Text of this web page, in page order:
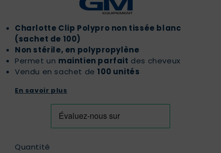
Charlotte Clip Polypro non tissée blanc
(sachet de 100)
Non stérile, en polypropylène
Permet un maintien parfait des cheveux
Vendu en sachet de100 unités
En savoir plus
Quantité